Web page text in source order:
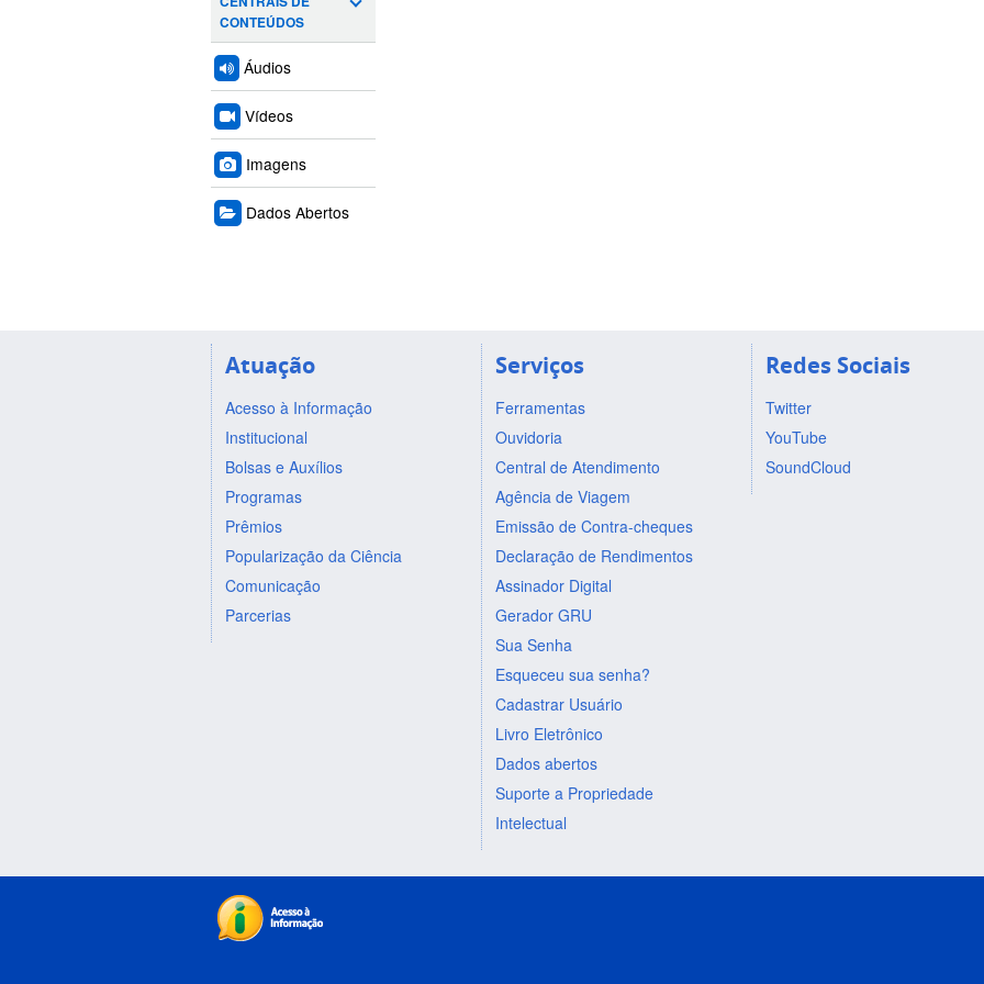
CONTEÚDOS
Áudios
Vídeos
Imagens
Dados Abertos
Atuação
Acesso à Informação
Institucional
Bolsas e Auxílios
Programas
Prêmios
Popularização da Ciência
Comunicação
Parcerias
Serviços
Ferramentas
Ouvidoria
Central de Atendimento
Agência de Viagem
Emissão de Contra-cheques
Declaração de Rendimentos
Assinador Digital
Gerador GRU
Sua Senha
Esqueceu sua senha?
Cadastrar Usuário
Livro Eletrônico
Dados abertos
Suporte a Propriedade
Intelectual
Redes Sociais
Twitter
YouTube
SoundCloud